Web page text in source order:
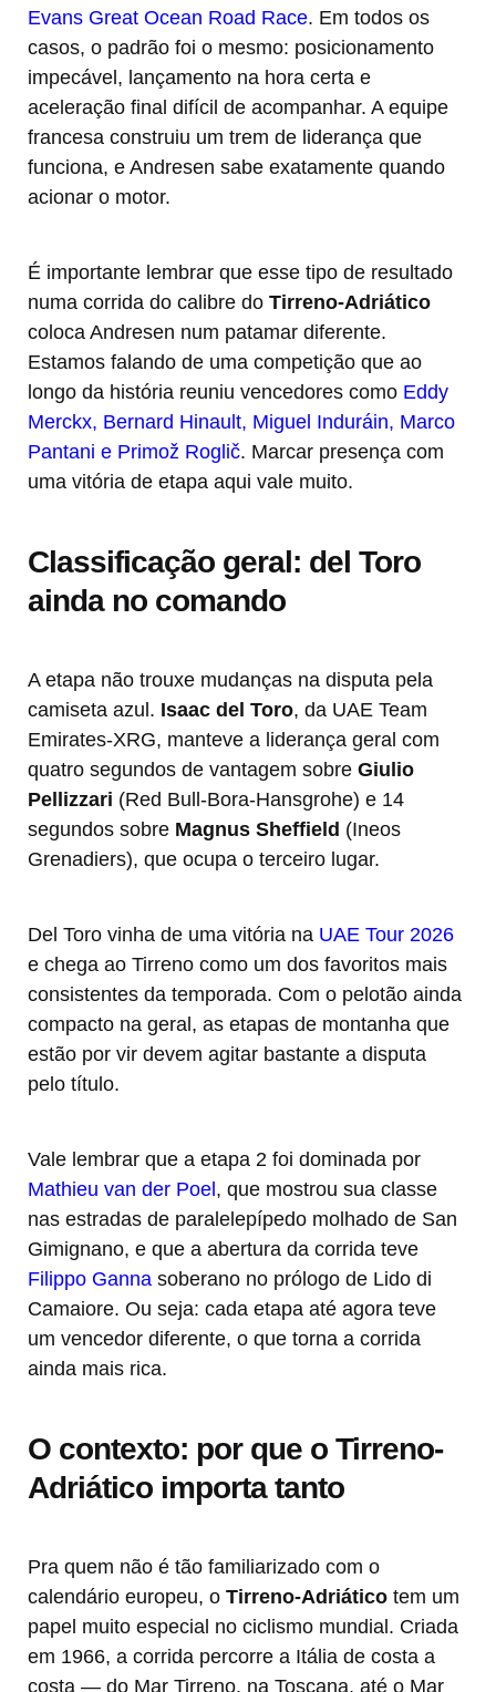
Evans Great Ocean Road Race. Em todos os
casos, o padrão foi o mesmo: posicionamento
impecável, lançamento na hora certa e
aceleração final difícil de acompanhar. A equipe
francesa construiu um trem de liderança que
funciona, e Andresen sabe exatamente quando
acionar o motor.
É importante lembrar que esse tipo de resultado
numa corrida do calibre do Tirreno-Adriático
coloca Andresen num patamar diferente.
Estamos falando de uma competição que ao
longo da história reuniu vencedores como Eddy
Merckx, Bernard Hinault, Miguel Induráin, Marco
Pantani e Primož Roglič. Marcar presença com
uma vitória de etapa aqui vale muito.
Classificação geral: del Toro
ainda no comando
A etapa não trouxe mudanças na disputa pela
camiseta azul. Isaac del Toro, da UAE Team
Emirates-XRG, manteve a liderança geral com
quatro segundos de vantagem sobre Giulio
Pellizzari (Red Bull-Bora-Hansgrohe) e 14
segundos sobre Magnus Sheffield (Ineos
Grenadiers), que ocupa o terceiro lugar.
Del Toro vinha de uma vitória na UAE Tour 2026
e chega ao Tirreno como um dos favoritos mais
consistentes da temporada. Com o pelotão ainda
compacto na geral, as etapas de montanha que
estão por vir devem agitar bastante a disputa
pelo título.
Vale lembrar que a etapa 2 foi dominada por
Mathieu van der Poel, que mostrou sua classe
nas estradas de paralelepípedo molhado de San
Gimignano, e que a abertura da corrida teve
Filippo Ganna soberano no prólogo de Lido di
Camaiore. Ou seja: cada etapa até agora teve
um vencedor diferente, o que torna a corrida
ainda mais rica.
O contexto: por que o Tirreno-
Adriático importa tanto
Pra quem não é tão familiarizado com o
calendário europeu, o Tirreno-Adriático tem um
papel muito especial no ciclismo mundial. Criada
em 1966, a corrida percorre a Itália de costa a
costa — do Mar Tirreno, na Toscana, até o Mar